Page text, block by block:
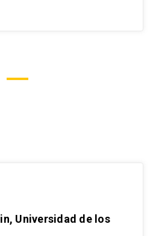
Universidad de los